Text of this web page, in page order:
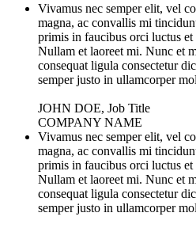
Vivamus nec semper elit, vel
magna, ac convallis mi
primis in faucibus orci luctus
Nullam et laoreet mi. Nunc et
consequat ligula consectetur
semper justo in ullamcorper
JOHN DOE, Job Title
COMPANY NAME
Vivamus nec semper elit, vel
magna, ac convallis mi
primis in faucibus orci luctus
Nullam et laoreet mi. Nunc et
consequat ligula consectetur
semper justo in ullamcorper